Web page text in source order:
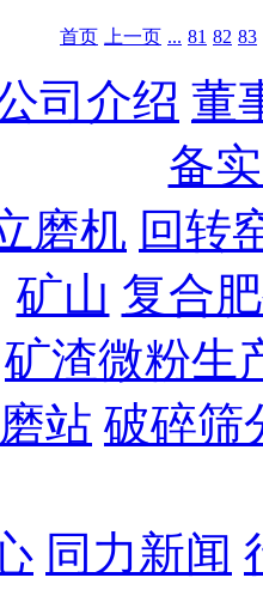
首页 上一页 ... 81 82 83
司介绍 董
备
磨机 回转
矿山 复合
矿渣微粉生
站 破碎筛
同力新闻